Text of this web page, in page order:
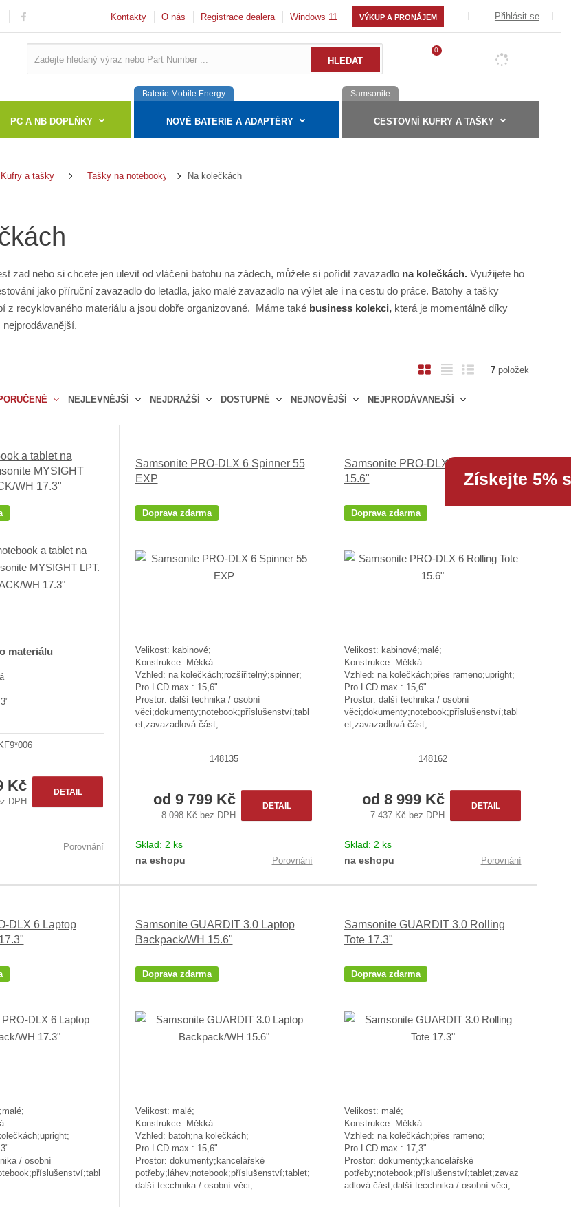
Kontakty O nás Registrace dealera Windows 11 VÝKUP A PRONÁJEM Přihlásit se
0
PC A NB DOPLŇKY
Baterie Mobile Energy
NOVÉ BATERIE A ADAPTÉRY
Samsonite
CESTOVNÍ KUFRY A TAŠKY
Kufry a tašky Tašky na notebooky Na kolečkách
zad nebo si chcete jen ulevit od vláčení batohu na zádech, můžete si pořídit zavazadlo na kolečkách. Využijete ho
jako příruční zavazadlo do letadla, jako malé zavazadlo na výlet ale i na cestu do práce. Batohy a tašky
z recyklovaného materiálu a jsou dobře organizované. Máme také business kolekci, která je momentálně díky
NEJLEVNĚJŠÍ NEJDRAŽŠÍ DOSTUPNÉ NEJNOVĚJŠÍ NEJPRODÁVANEJŠÍ
e
d
u
r
o
p
i
T
b
ý
p
ý
v
ý
s
7položek
a tablet na
MYSIGHT
WH 17.3"
materiálu
KF9*006
Kč
DPH
DETAIL
Porovnání
Samsonite PRO-DLX 6 Spinner 55
EXP
Doprava zdarma
Velikost: kabinové;
Konstrukce: Měkká
Vzhled: na kolečkách;rozšiřitelný;spinner;
Pro LCD max.: 15,6"
Prostor: další technika / osobní
věci;dokumenty;notebook;příslušenství;tabl
et;zavazadlová část;
148135
od9 799 Kč
8 098 Kč bez DPH
DETAIL
Sklad: 2 ks
na eshopu
Porovnání
Samsonite PRO-DLX 6 Rolling Tote
15.6"
Doprava zdarma
Velikost: kabinové;malé;
Konstrukce: Měkká
Vzhled: na kolečkách;přes rameno;upright;
Pro LCD max.: 15,6"
Prostor: další technika / osobní
věci;dokumenty;notebook;příslušenství;tabl
et;zavazadlová část;
148162
od8 999 Kč
7 437 Kč bez DPH
DETAIL
Sklad: 2 ks
na eshopu
Porovnání
DLX 6 Laptop
/ osobní
Samsonite GUARDIT 3.0 Laptop
Backpack/WH 15.6"
Doprava zdarma
Velikost: malé;
Konstrukce: Měkká
Vzhled: batoh;na kolečkách;
Pro LCD max.: 15,6"
Prostor: dokumenty;kancelářské
potřeby;láhev;notebook;příslušenství;tablet;
další tecchnika / osobní věci;
Samsonite GUARDIT 3.0 Rolling
Tote 17.3"
Doprava zdarma
Velikost: malé;
Konstrukce: Měkká
Vzhled: na kolečkách;přes rameno;
Pro LCD max.: 17,3"
Prostor: dokumenty;kancelářské
potřeby;notebook;příslušenství;tablet;zavaz
adlová část;další tecchnika / osobní věci;
Získejte 5%